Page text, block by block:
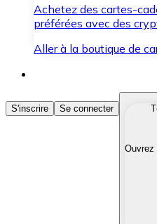
Achetez des cartes-
préférées avec des
Aller à la boutique de
Acheter des
Achetez les
Convertissez vos
S'inscrire Se connecter
Ouvrez